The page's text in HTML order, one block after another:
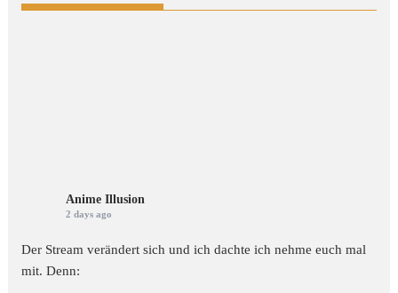
Anime Illusion
2 days ago
Der Stream verändert sich und ich dachte ich nehme euch mal
mit. Denn: